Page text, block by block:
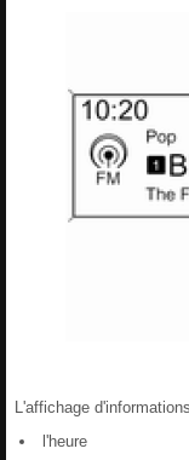
L'affichage
l'heure